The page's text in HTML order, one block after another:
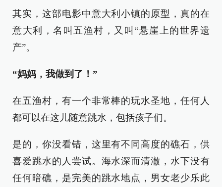
其实，这部电影中意大利小镇的原型，真的在
意大利，名叫五渔村，又叫“悬崖上的世界遗
产”。
“妈妈，我做到了！”
在五渔村，有一个非常棒的玩水圣地，任何人
都可以在这儿随意跳水，包括孩子们。
是的，你没看错，这里有不同高度的礁石，供
喜爱跳水的人尝试。海水深而清澈，水下没有
任何暗礁，是完美的跳水地点，男女老少乐此